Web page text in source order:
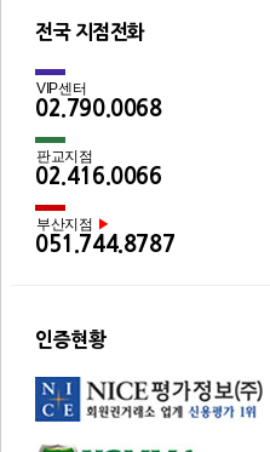
전국 지점전화
VIP센터
02.790.0068
판교지점
02.416.0066
부산지점 ▶
051.744.8787
인증현황